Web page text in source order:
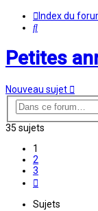
Index du
Rechercher
Petites
Nouveau sujet
35 sujets
1
2
3
Sujets